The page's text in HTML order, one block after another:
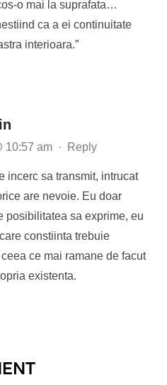
o mai la suprafata…
ca a ei continuitate
interioara.”
10:57 am · Reply
incerc sa transmit, intrucat
are nevoie. Eu doar
posibilitatea sa exprime, eu
constiinta trebuie
ce mai ramane de facut
existenta.